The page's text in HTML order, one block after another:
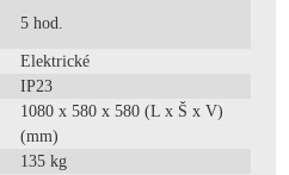
5 hod.
Elektrické
IP23
1080 x 580 x 580 (L x Š x V)
(mm)
135 kg